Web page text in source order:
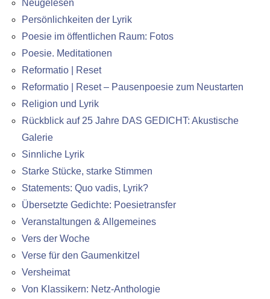
Neugelesen
Persönlichkeiten der Lyrik
Poesie im öffentlichen Raum: Fotos
Poesie. Meditationen
Reformatio | Reset
Reformatio | Reset – Pausenpoesie zum Neustarten
Religion und Lyrik
Rückblick auf 25 Jahre DAS GEDICHT: Akustische
Galerie
Sinnliche Lyrik
Starke Stücke, starke Stimmen
Statements: Quo vadis, Lyrik?
Übersetzte Gedichte: Poesietransfer
Veranstaltungen & Allgemeines
Vers der Woche
Verse für den Gaumenkitzel
Versheimat
Von Klassikern: Netz-Anthologie